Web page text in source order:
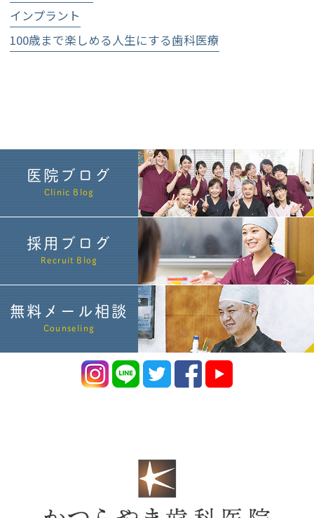
インプラント
100歳まで楽しめる人生にする歯科医療
医院ブログ
Clinic Blog
採用ブログ
Recruit Blog
無料メール相談
Counseling